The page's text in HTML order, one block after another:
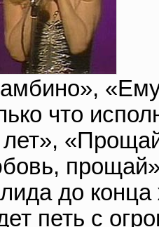
что
лет»,
до конца
петь с